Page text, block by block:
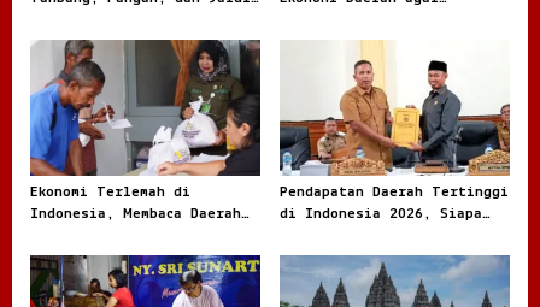
Mentah
Ekonomi Terlemah di
Indonesia, Membaca Daerah
Realita
Pendapatan Daerah Tertinggi
di Indonesia 2026, Siapa